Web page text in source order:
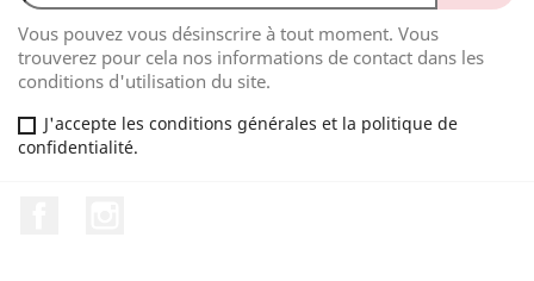
Vous pouvez vous désinscrire à tout moment. Vous
trouverez pour cela nos informations de contact dans les
conditions d'utilisation du site.
J'accepte les conditions générales et la politique de
confidentialité.